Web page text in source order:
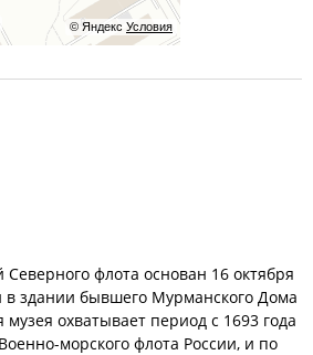
© Яндекс Условия
флота основан 16 октября
в здании бывшего Мурманского Дома
охватывает период с 1693 года
морского флота России, и по